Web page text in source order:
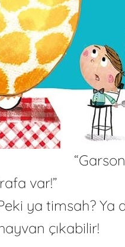
var!”
Peki ya timsah?
çıkabilir!